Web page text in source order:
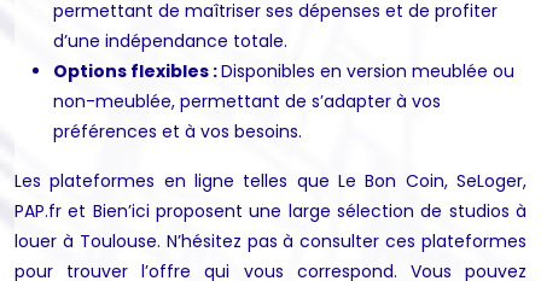
permettant de maîtriser ses dépenses et de profiter
d’une indépendance totale.
Options flexibles :Disponibles en version meublée ou
non-meublée, permettant de s’adapter à vos
préférences et à vos besoins.
Les plateformes en ligne telles que Le Bon Coin, SeLoger,
PAP.fr et Bien’ici proposent une large sélection de studios à
louer à Toulouse. N’hésitez pas à consulter ces plateformes
pour trouver l’offre qui vous correspond. Vous pouvez